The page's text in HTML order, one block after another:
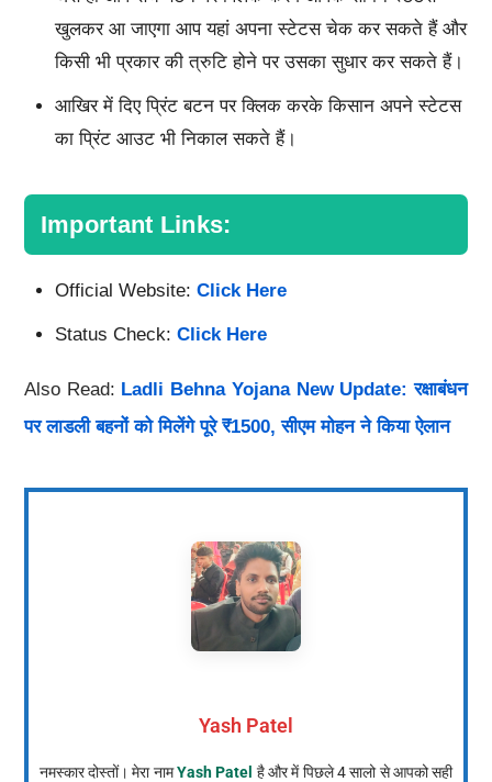
खुलकर आ जाएगा आप यहां अपना स्टेटस चेक कर सकते हैं और
किसी भी प्रकार की त्रुटि होने पर उसका सुधार कर सकते हैं।
आखिर में दिए प्रिंट बटन पर क्लिक करके किसान अपने स्टेटस
का प्रिंट आउट भी निकाल सकते हैं।
Important Links:
Official Website: Click Here
Status Check: Click Here
Also Read: Ladli Behna Yojana New Update: रक्षाबंधन
पर लाडली बहनों को मिलेंगे पूरे ₹1500, सीएम मोहन ने किया ऐलान
Yash Patel
नमस्कार दोस्तों। मेरा नामYash Patel है और में पिछले 4 सालो से आपको सही